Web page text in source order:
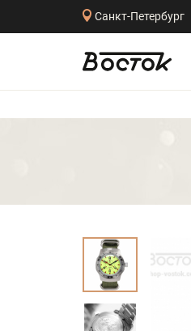
Санкт-Петербург